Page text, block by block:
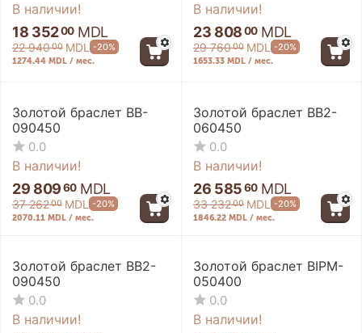
В наличии!
18 35200 MDL
22 94000 MDL -20%
1274.44 MDL / мес.
В наличии!
23 80800 MDL
29 76000 MDL -20%
1653.33 MDL / мес.
Золотой браслет BB-
090450
0.0
В наличии!
29 80960 MDL
37 26200 MDL -20%
2070.11 MDL / мес.
Золотой браслет BB2-
060450
0.0
В наличии!
26 58560 MDL
33 23200 MDL -20%
1846.22 MDL / мес.
Золотой браслет BB2-
090450
0.0
В наличии!
Золотой браслет BIPM-
050400
0.0
В наличии!